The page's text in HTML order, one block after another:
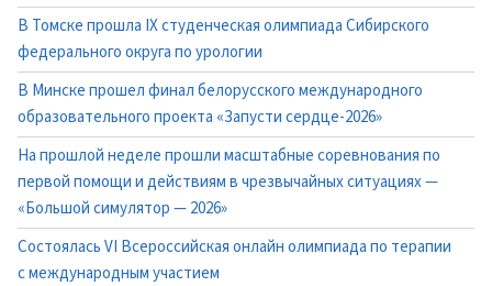
В Томске прошла IX студенческая олимпиада Сибирского
федерального округа по урологии
В Минске прошел финал белорусского международного
образовательного проекта «Запусти сердце-2026»
На прошлой неделе прошли масштабные соревнования по
первой помощи и действиям в чрезвычайных ситуациях —
«Большой симулятор — 2026»
Состоялась VI Всероссийская онлайн олимпиада по терапии
с международным участием